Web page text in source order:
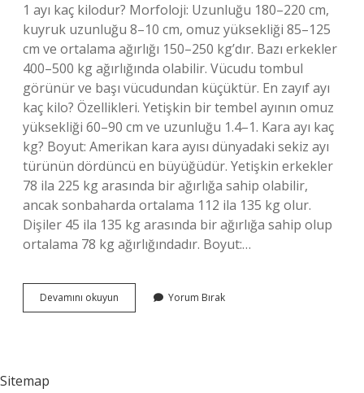
1 ayı kaç kilodur? Morfoloji: Uzunluğu 180–220 cm,
kuyruk uzunluğu 8–10 cm, omuz yüksekliği 85–125
cm ve ortalama ağırlığı 150–250 kg’dır. Bazı erkekler
400–500 kg ağırlığında olabilir. Vücudu tombul
görünür ve başı vücudundan küçüktür. En zayıf ayı
kaç kilo? Özellikleri. Yetişkin bir tembel ayının omuz
yüksekliği 60–90 cm ve uzunluğu 1.4–1. Kara ayı kaç
kg? Boyut: Amerikan kara ayısı dünyadaki sekiz ayı
türünün dördüncü en büyüğüdür. Yetişkin erkekler
78 ila 225 kg arasında bir ağırlığa sahip olabilir,
ancak sonbaharda ortalama 112 ila 135 kg olur.
Dişiler 45 ila 135 kg arasında bir ağırlığa sahip olup
ortalama 78 kg ağırlığındadır. Boyut:…
Devamını okuyun Ortalama
Bir
Yorum Bırak
Sitemap